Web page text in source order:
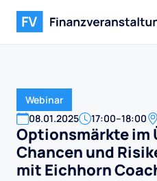
Webinar
08.01.2025 17:00–18:00
Optionsmärkte im
Chancen und
mit Eichhorn